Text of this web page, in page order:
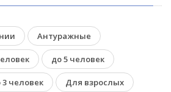
Антуражные
до 5 человек
3 человек Для взрослых